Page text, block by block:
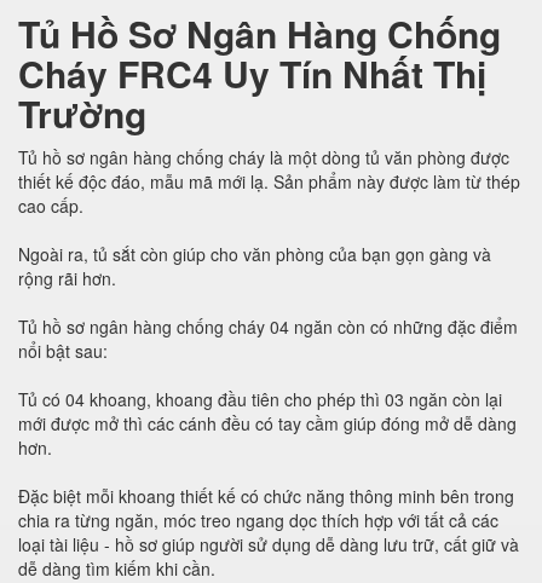
Tủ Hồ Sơ Ngân Hàng Chống
Cháy FRC4 Uy Tín Nhất Thị
Trường
Tủ hồ sơ ngân hàng chống cháy là một dòng tủ văn phòng được
thiết kế độc đáo, mẫu mã mới lạ. Sản phẩm này được làm từ thép
cao cấp.
Ngoài ra, tủ sắt còn giúp cho văn phòng của bạn gọn gàng và
rộng rãi hơn.
Tủ hồ sơ ngân hàng chống cháy 04 ngăn còn có những đặc điểm
nổi bật sau:
Tủ có 04 khoang, khoang đầu tiên cho phép thì 03 ngăn còn lại
mới được mở thì các cánh đều có tay cầm giúp đóng mở dễ dàng
hơn.
Đặc biệt mỗi khoang thiết kế có chức năng thông minh bên trong
chia ra từng ngăn, móc treo ngang dọc thích hợp với tất cả các
loại tài liệu - hồ sơ giúp người sử dụng dễ dàng lưu trữ, cất giữ và
dễ dàng tìm kiếm khi cần.